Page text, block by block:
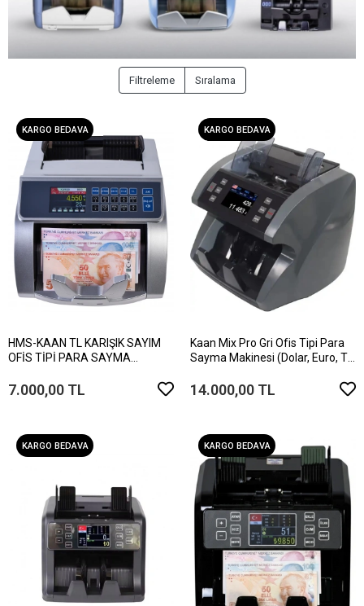
Filtreleme Sıralama
KARGO BEDAVA
HMS-KAAN TL KARIŞIK SAYIM
OFİS TİPİ PARA SAYMA
7.000,00 TL
KARGO BEDAVA
Kaan Mix Pro Gri Ofis Tipi Para
Sayma Makinesi (Dolar, Euro, TL,
14.000,00 TL
KARGO BEDAVA KARGO BEDAVA